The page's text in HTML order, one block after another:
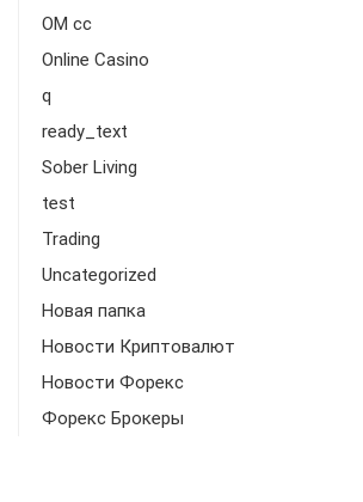
OM cc
Online Casino
q
ready_text
Sober Living
test
Trading
Uncategorized
Новая папка
Новости Криптовалют
Новости Форекс
Форекс Брокеры